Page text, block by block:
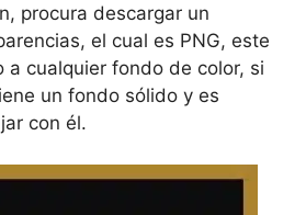
procura descargar un
el cual es PNG, este
a cualquier fondo de color, si
un fondo sólido y es
con él.